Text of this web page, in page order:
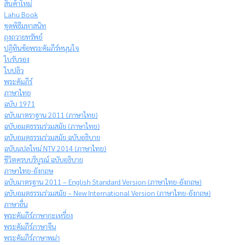
สินค้าใหม่
Lahu Book
ชุดพิธีมหาสนิท
ถุงถวายทรัพย์
ปฏิทินข้อพระคัมภีร์หนุนใจ
ใบรับรอง
ใบปลิว
พระคัมภีร์
ภาษาไทย
ฉบับ 1971
ฉบับมาตราฐาน 2011 (ภาษาไทย)
ฉบับอมตธรรมร่วมสมัย (ภาษาไทย)
ฉบับอมตธรรมร่วมสมัย ฉบับอธิบาย
ฉบับแปลใหม่ NTV 2014 (ภาษาไทย)
ชีวิตครบบริบูรณ์ ฉบับอธิบาย
ภาษาไทย-อังกฤษ
ฉบับมาตรฐาน 2011 – English Standard Version (ภาษาไทย-อังกฤษ)
ฉบับอมตธรรมร่วมสมัย – New International Version (ภาษาไทย-อังกฤษ)
ภาษาอื่น
พระคัมภีร์ภาษากะเหรี่ยง
พระคัมภีร์ภาษาจีน
พระคัมภีร์ภาษาพม่า